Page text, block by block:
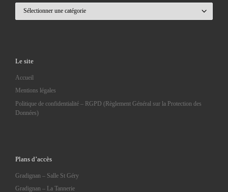
Le site
Accueil
Mentions légales
Politique de confidentialité – RGPD (Règlement Général sur la Protection des
Données)
Plans d’accès
Gradignan – Salle St Géry
Gradignan – La Tannerie